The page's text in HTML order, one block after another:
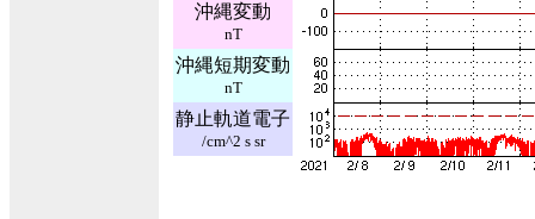
沖縄変動
nT
沖縄短期変動
nT
静止軌道電子
/cm^2 s sr